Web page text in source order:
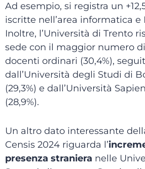
Ad esempio, si registra un
iscritte nell’area informatica e
Inoltre, l’Università di Trento
sede con il maggior numero
docenti ordinari (30,4%),
dall’Università degli Studi di
(29,3%) e dall’Università
(28,9%).
Un altro dato interessante
Censis 2024 riguarda l’
presenza straniera nelle